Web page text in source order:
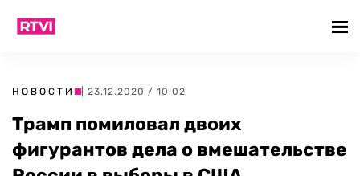
НОВОСТИ | 23.12.2020 / 10:02
Трамп помиловал двоих
фигурантов дела о вмешательстве